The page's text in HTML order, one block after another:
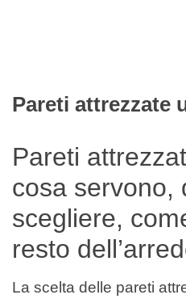
Pareti attrezzate
Pareti
cosa servono,
scegliere,
resto
La scelta delle pareti